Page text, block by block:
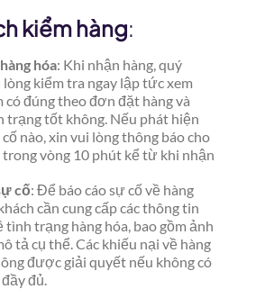
kiểm hàng:
hóa: Khi nhận hàng, quý
lòng kiểm tra ngay lập tức xem
có đúng theo đơn đặt hàng và
trạng tốt không. Nếu phát hiện
nào, xin vui lòng thông báo cho
vòng 10 phút kể từ khi nhận
cố: Để báo cáo sự cố về hàng
cần cung cấp các thông tin
tình trạng hàng hóa, bao gồm ảnh
tả cụ thể. Các khiếu nại về hàng
được giải quyết nếu không có
đủ.